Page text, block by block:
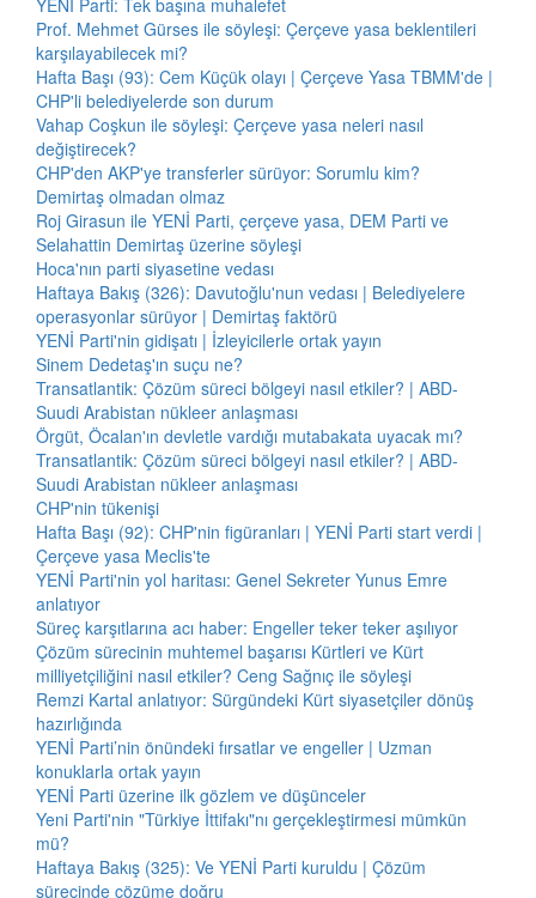
YENİ Parti: Tek başına muhalefet
Prof. Mehmet Gürses ile söyleşi: Çerçeve yasa beklentileri
karşılayabilecek mi?
Hafta Başı (93): Cem Küçük olayı | Çerçeve Yasa TBMM'de |
CHP'li belediyelerde son durum
Vahap Coşkun ile söyleşi: Çerçeve yasa neleri nasıl
değiştirecek?
CHP'den AKP'ye transferler sürüyor: Sorumlu kim?
Demirtaş olmadan olmaz
Roj Girasun ile YENİ Parti, çerçeve yasa, DEM Parti ve
Selahattin Demirtaş üzerine söyleşi
Hoca'nın parti siyasetine vedası
Haftaya Bakış (326): Davutoğlu'nun vedası | Belediyelere
operasyonlar sürüyor | Demirtaş faktörü
YENİ Parti'nin gidişatı | İzleyicilerle ortak yayın
Sinem Dedetaş'ın suçu ne?
Transatlantik: Çözüm süreci bölgeyi nasıl etkiler? | ABD-
Suudi Arabistan nükleer anlaşması
Örgüt, Öcalan'ın devletle vardığı mutabakata uyacak mı?
Transatlantik: Çözüm süreci bölgeyi nasıl etkiler? | ABD-
Suudi Arabistan nükleer anlaşması
CHP'nin tükenişi
Hafta Başı (92): CHP'nin figüranları | YENİ Parti start verdi |
Çerçeve yasa Meclis'te
YENİ Parti'nin yol haritası: Genel Sekreter Yunus Emre
anlatıyor
Süreç karşıtlarına acı haber: Engeller teker teker aşılıyor
Çözüm sürecinin muhtemel başarısı Kürtleri ve Kürt
milliyetçiliğini nasıl etkiler? Ceng Sağnıç ile söyleşi
Remzi Kartal anlatıyor: Sürgündeki Kürt siyasetçiler dönüş
hazırlığında
YENİ Parti’nin önündeki fırsatlar ve engeller | Uzman
konuklarla ortak yayın
YENİ Parti üzerine ilk gözlem ve düşünceler
Yeni Parti'nin "Türkiye İttifakı"nı gerçekleştirmesi mümkün
mü?
Haftaya Bakış (325): Ve YENİ Parti kuruldu | Çözüm
sürecinde çözüme doğru